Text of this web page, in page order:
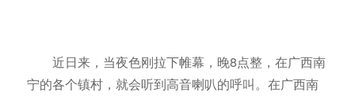
近日来，当夜色刚拉下帷幕，晚8点整，在广西南
宁的各个镇村，就会听到高音喇叭的呼叫。在广西南